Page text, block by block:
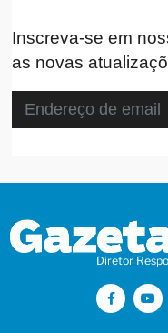
Inscreva-se em
as novas
Diretor